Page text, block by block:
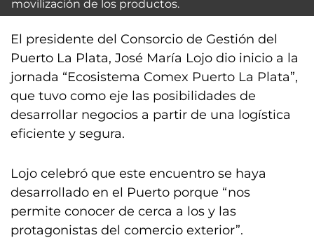
movilización de los productos.
El presidente del Consorcio de Gestión del
Puerto La Plata, José María Lojo dio inicio a la
jornada “Ecosistema Comex Puerto La Plata”,
que tuvo como eje las posibilidades de
desarrollar negocios a partir de una logística
eficiente y segura.
Lojo celebró que este encuentro se haya
desarrollado en el Puerto porque “nos
permite conocer de cerca a los y las
protagonistas del comercio exterior”.